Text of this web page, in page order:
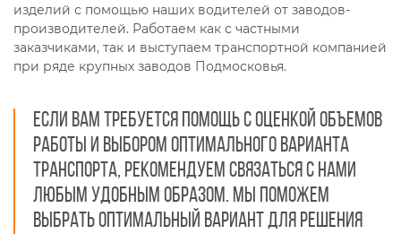
изделий с помощью наших водителей от заводов-
производителей. Работаем как с частными
заказчиками, так и выступаем транспортной компанией
при ряде крупных заводов Подмосковья.
Если вам требуется помощь с оценкой объемов
работы и выбором оптимального варианта
транспорта, рекомендуем связаться с нами
любым удобным образом. Мы поможем
выбрать оптимальный вариант для решения